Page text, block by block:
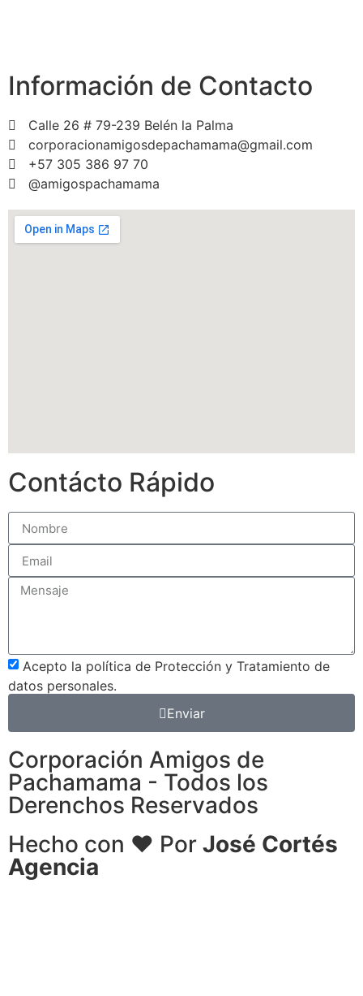
Información de Contacto
Calle 26 # 79-239 Belén la Palma
corporacionamigosdepachamama@gmail.com
+57 305 386 97 70
@amigospachamama
Contácto Rápido
Acepto la política de Protección y Tratamiento de
datos personales.
Enviar
Corporación Amigos de
Pachamama - Todos los
Derenchos Reservados
Hecho con ❤ Por José Cortés
Agencia